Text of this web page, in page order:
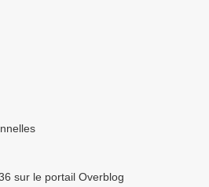
sur le portail Overblog